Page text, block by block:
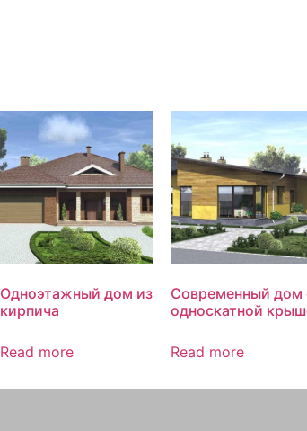
Одноэтажный дом из
кирпича
Read more
Современный дом
односкатной
Read more